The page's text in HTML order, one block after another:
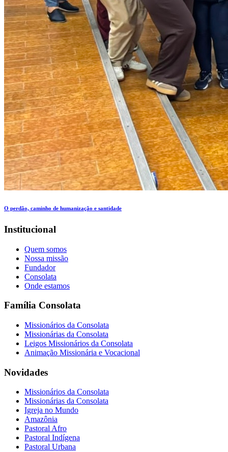
O perdão, caminho de humanização e santidade
Institucional
Quem somos
Nossa missão
Fundador
Consolata
Onde estamos
Família Consolata
Missionários da Consolata
Missionárias da Consolata
Leigos Missionários da Consolata
Animação Missionária e Vocacional
Novidades
Missionários da Consolata
Missionárias da Consolata
Igreja no Mundo
Amazônia
Pastoral Afro
Pastoral Indígena
Pastoral Urbana